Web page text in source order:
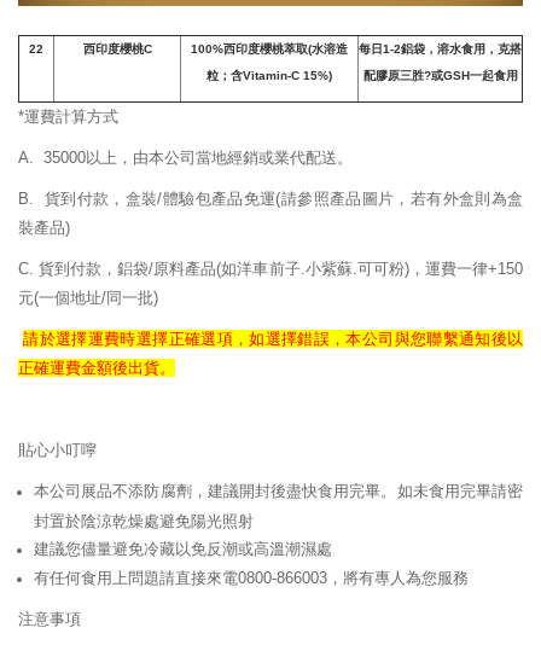
22 西印度櫻桃C 100%西印度櫻桃萃取(水溶造
粒；含Vitamin-C 15%)
每日1-2鋁袋，溶水食用，克搭
配膠原三胜?或GSH一起食用
*運費計算方式
A. 35000以上，由本公司當地經銷或業代配送。
B. 貨到付款，盒裝/體驗包產品免運(請參照產品圖片，若有外盒則為盒
裝產品)
C. 貨到付款，鋁袋/原料產品(如洋車前子.小紫蘇.可可粉)，運費一律+150
元(一個地址/同一批)
請於選擇運費時選擇正確選項，如選擇錯誤，本公司與您聯繫通知後以
正確運費金額後出貨。
貼心小叮嚀
本公司展品不添防腐劑，建議開封後盡快食用完畢。如未食用完畢請密
封置於陰涼乾燥處避免陽光照射
建議您儘量避免冷藏以免反潮或高溫潮濕處
有任何食用上問題請直接來電0800-866003，將有專人為您服務
注意事項